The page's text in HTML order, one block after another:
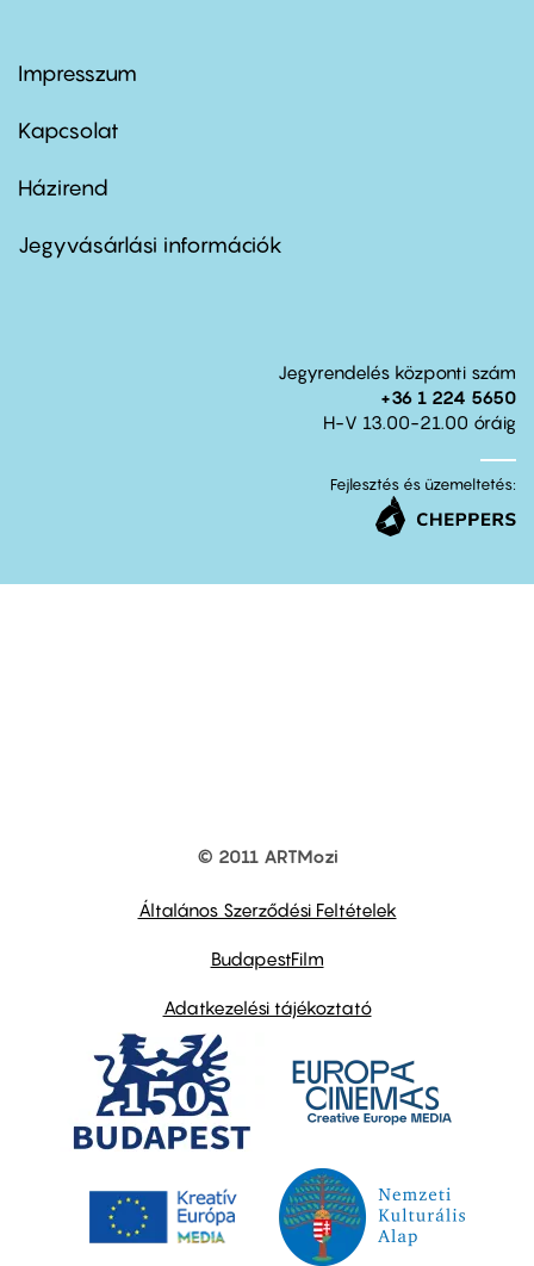
Footer
first
Impresszum
Kapcsolat
Footer
second
Házirend
Jegyvásárlási információk
Jegyrendelés központi szám
+36 1 224 5650
H-V 13.00-21.00 óráig
Fejlesztés és üzemeltetés:
© 2011 ARTMozi
Általános Szerződési Feltételek
BudapestFilm
Adatkezelési tájékoztató